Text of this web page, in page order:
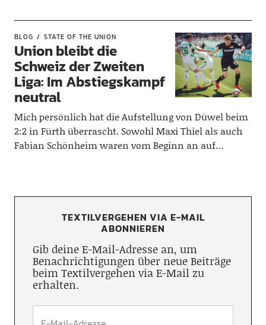
BLOG STATE OF THE UNION
Union bleibt die
Schweiz der Zweiten
Liga: Im Abstiegskampf
neutral
Mich persönlich hat die Aufstellung von Düwel beim
2:2 in Fürth überrascht. Sowohl Maxi Thiel als auch
Fabian Schönheim waren vom Beginn an auf…
TEXTILVERGEHEN VIA E-MAIL
ABONNIEREN
Gib deine E-Mail-Adresse an, um
Benachrichtigungen über neue Beiträge
beim Textilvergehen via E-Mail zu
erhalten.